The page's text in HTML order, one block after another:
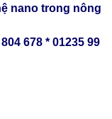
nano trong nông
678 * 01235 99